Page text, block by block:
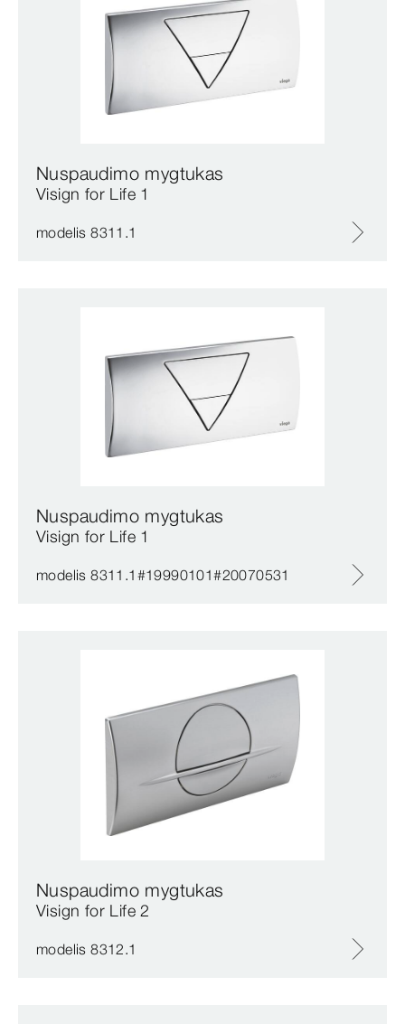
Nuspaudimo mygtukas
Visign for Life 1
modelis 8311.1
Nuspaudimo mygtukas
Visign for Life 1
modelis 8311.1#19990101#20070531
Nuspaudimo mygtukas
Visign for Life 2
modelis 8312.1